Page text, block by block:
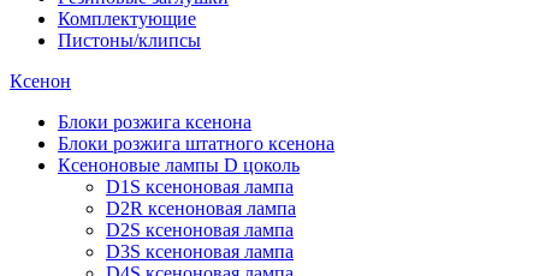
Комплектующие
Пистоны/клипсы
Ксенон
Блоки розжига ксенона
Блоки розжига штатного ксенона
Ксеноновые лампы D цоколь
D1S ксеноновая лампа
D2R ксеноновая лампа
D2S ксеноновая лампа
D3S ксеноновая лампа